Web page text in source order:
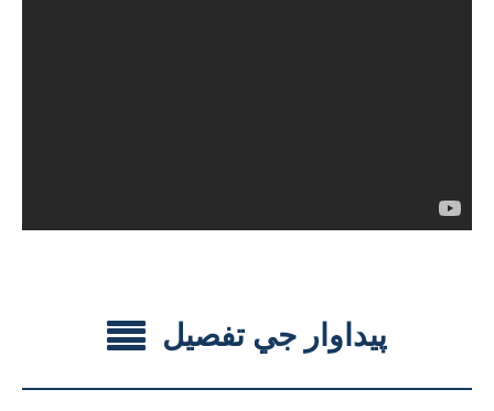
پيداوار جي تفصيل